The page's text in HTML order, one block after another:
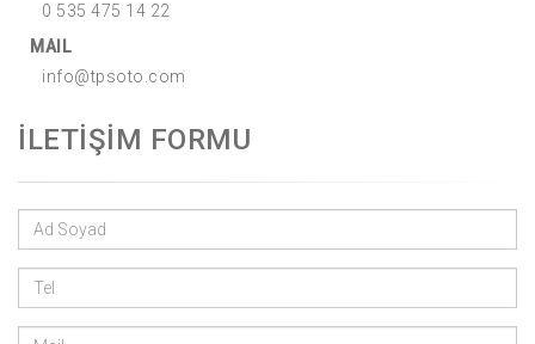
0 535 475 14 22
MAIL
info@tpsoto.com
İLETİŞİM FORMU